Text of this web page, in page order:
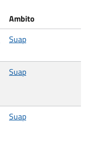
Ambito
Suap
Suap
Suap